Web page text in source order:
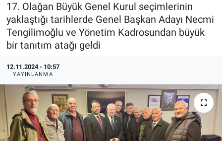
17. Olağan Büyük Genel Kurul seçimlerinin
yaklaştığı tarihlerde Genel Başkan Adayı Necmi
Tengilimoğlu ve Yönetim Kadrosundan büyük
bir tanıtım atağı geldi
12.11.2024 - 10:57
YAYINLANMA